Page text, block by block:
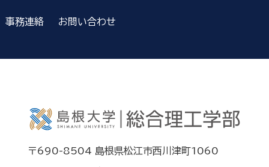
事務連絡 お問い合わせ
〒690-8504 島根県松江市西川津町1060